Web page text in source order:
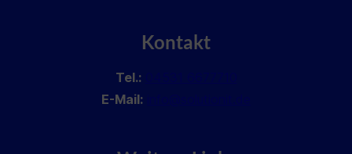
Kontakt
Tel.:
E-Mail: